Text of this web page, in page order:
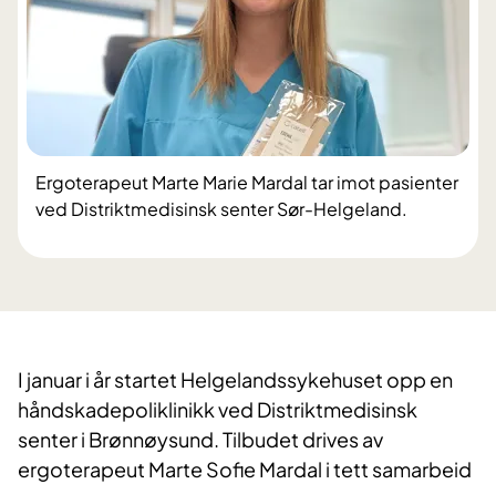
Ergoterapeut Marte Marie Mardal tar imot pasienter
ved Distriktmedisinsk senter Sør-Helgeland.
I januar i år startet Helgelandssykehuset opp en
håndskadepoliklinikk ved Distriktmedisinsk
senter i Brønnøysund. Tilbudet drives av
ergoterapeut Marte Sofie Mardal i tett samarbeid